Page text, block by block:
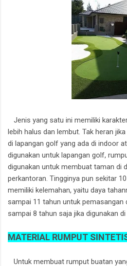
Jenis yang satu ini memiliki
lebih halus dan lembut. Tak heran
di lapangan golf yang ada di indoor
digunakan untuk lapangan golf,
digunakan untuk membuat taman di
perkantoran. Tingginya pun sekitar
memiliki kelemahan, yaitu daya
sampai 11 tahun untuk pemasangan
sampai 8 tahun saja jika digunakan
MATERIAL RUMPUT
Untuk membuat rumput buatan